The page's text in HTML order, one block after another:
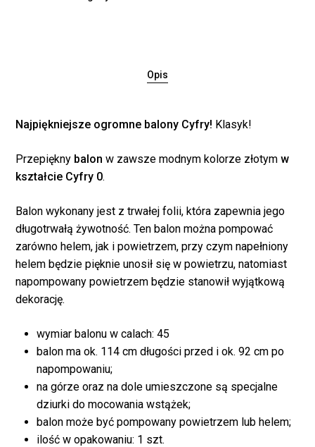
koszyku.
Opis
Najpiękniejsze ogromne balony Cyfry! Klasyk!
Przepiękny balon w zawsze modnym kolorze złotymw
kształcie Cyfry 0.
Balon wykonany jest z trwałej folii, która zapewnia jego
długotrwałą żywotność. Ten balon można pompować
zarówno helem, jak i powietrzem, przy czym napełniony
helem będzie pięknie unosił się w powietrzu, natomiast
napompowany powietrzem będzie stanowił wyjątkową
dekorację.
wymiar balonu w calach: 45
balon ma ok. 114 cm długości przed i ok. 92 cm po
napompowaniu;
na górze oraz na dole umieszczone są specjalne
dziurki do mocowania wstążek;
balon może być pompowany powietrzem lub helem;
ilość w opakowaniu: 1 szt.